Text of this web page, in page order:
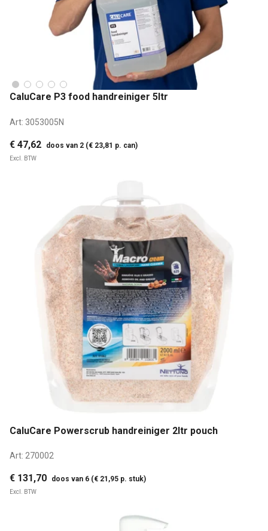
CaluCare P3 food handreiniger 5ltr
Art: 3053005N
€ 47,62 doos van 2 (€ 23,81 p. can)
Excl. BTW
CaluCare Powerscrub handreiniger 2ltr pouch
Art: 270002
€ 131,70 doos van 6 (€ 21,95 p. stuk)
Excl. BTW